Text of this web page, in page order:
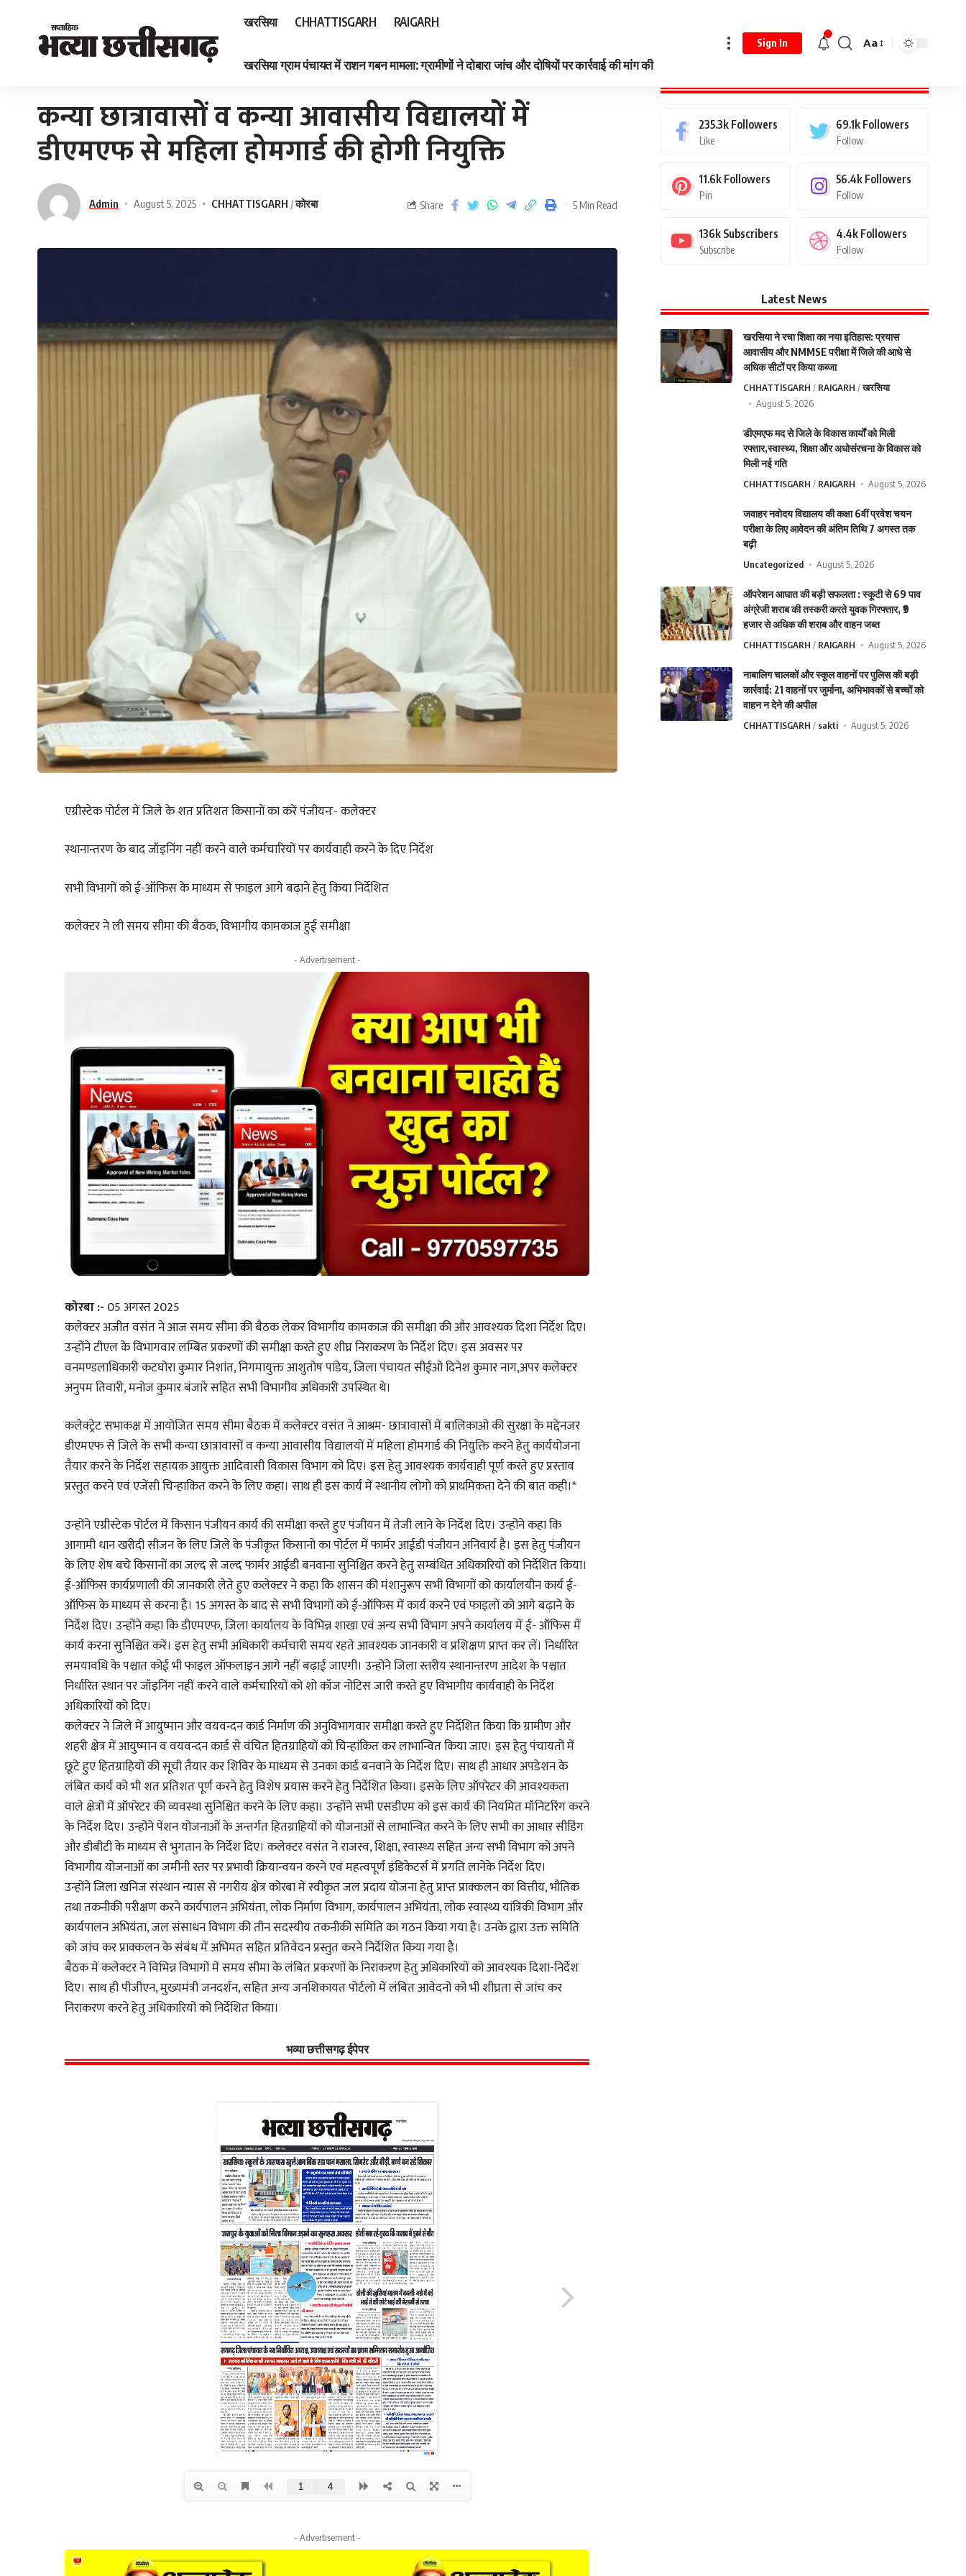
खरसिया CHHATTISGARH RAIGARH
खरसिया ग्राम पंचायत में राशन गबन मामला: ग्रामीणों ने दोबारा जांच और दोषियों पर कार्रवाई की मांग की
Sign In Aa
कन्या छात्रावासों व कन्या आवासीय विद्यालयों में
डीएमएफ से महिला होमगार्ड की होगी नियुक्ति
Admin August 5, 2025 CHHATTISGARH कोरबा Share 5 Min Read
एग्रीस्टेक पोर्टल में जिले के शत प्रतिशत किसानों का करें पंजीयनः- कलेक्टर
स्थानान्तरण के बाद जॉइनिंग नहीं करने वाले कर्मचारियों पर कार्यवाही करने के दिए निर्देश
सभी विभागों को ई-ऑफिस के माध्यम से फाइल आगे बढ़ाने हेतु किया निर्देशित
कलेक्टर ने ली समय सीमा की बैठक, विभागीय कामकाज हुई समीक्षा
- Advertisement -
कोरबा :- 05 अगस्त 2025
कलेक्टर अजीत वसंत ने आज समय सीमा की बैठक लेकर विभागीय कामकाज की समीक्षा की और आवश्यक दिशा निर्देश दिए।
उन्होंने टीएल के विभागवार लम्बित प्रकरणों की समीक्षा करते हुए शीघ्र निराकरण के निर्देश दिए। इस अवसर पर
वनमण्डलाधिकारी कटघोरा कुमार निशांत, निगमायुक्त आशुतोष पांडेय, जिला पंचायत सीईओ दिनेश कुमार नाग,अपर कलेक्टर
अनुपम तिवारी, मनोज कुमार बंजारे सहित सभी विभागीय अधिकारी उपस्थित थे।
कलेक्ट्रेट सभाकक्ष में आयोजित समय सीमा बैठक में कलेक्टर वसंत ने आश्रम- छात्रावासों में बालिकाओ की सुरक्षा के मद्देनजर
डीएमएफ से जिले के सभी कन्या छात्रावासों व कन्या आवासीय विद्यालयों में महिला होमगार्ड की नियुक्ति करने हेतु कार्ययोजना
तैयार करने के निर्देश सहायक आयुक्त आदिवासी विकास विभाग को दिए। इस हेतु आवश्यक कार्यवाही पूर्ण करते हुए प्रस्ताव
प्रस्तुत करने एवं एजेंसी चिन्हाकित करने के लिए कहा। साथ ही इस कार्य में स्थानीय लोगो को प्राथमिकता देने की बात कही।*
उन्होंने एग्रीस्टेक पोर्टल में किसान पंजीयन कार्य की समीक्षा करते हुए पंजीयन में तेजी लाने के निर्देश दिए। उन्होंने कहा कि
आगामी धान खरीदी सीजन के लिए जिले के पंजीकृत किसानो का पोर्टल में फार्मर आईडी पंजीयन अनिवार्य है। इस हेतु पंजीयन
के लिए शेष बचे किसानों का जल्द से जल्द फार्मर आईडी बनवाना सुनिश्चित करने हेतु सम्बंधित अधिकारियों को निर्देशित किया।
ई-ऑफिस कार्यप्रणाली की जानकारी लेते हुए कलेक्टर ने कहा कि शासन की मंशानुरूप सभी विभागों को कार्यालयीन कार्य ई-
ऑफिस के माध्यम से करना है। 15 अगस्त के बाद से सभी विभागों को ई-ऑफिस में कार्य करने एवं फाइलों को आगे बढ़ाने के
निर्देश दिए। उन्होंने कहा कि डीएमएफ, जिला कार्यालय के विभिन्न शाखा एवं अन्य सभी विभाग अपने कार्यालय में ई- ऑफिस में
कार्य करना सुनिश्चित करें। इस हेतु सभी अधिकारी कर्मचारी समय रहते आवश्यक जानकारी व प्रशिक्षण प्राप्त कर लें। निर्धारित
समयावधि के पश्चात कोई भी फाइल ऑफलाइन आगे नहीं बढ़ाई जाएगी। उन्होंने जिला स्तरीय स्थानान्तरण आदेश के पश्चात
निर्धारित स्थान पर जॉइनिंग नहीं करने वाले कर्मचारियों को शो कॉज नोटिस जारी करते हुए विभागीय कार्यवाही के निर्देश
अधिकारियों को दिए।
कलेक्टर ने जिले में आयुष्मान और वयवन्दन कार्ड निर्माण की अनुविभागवार समीक्षा करते हुए निर्देशित किया कि ग्रामीण और
शहरी क्षेत्र में आयुष्मान व वयवन्दन कार्ड से वंचित हितग्राहियों को चिन्हांकित कर लाभान्वित किया जाए। इस हेतु पंचायतों में
छूटे हुए हितग्राहियों की सूची तैयार कर शिविर के माध्यम से उनका कार्ड बनवाने के निर्देश दिए। साथ ही आधार अपडेशन के
लंबित कार्य को भी शत प्रतिशत पूर्ण करने हेतु विशेष प्रयास करने हेतु निर्देशित किया। इसके लिए ऑपरेटर की आवश्यकता
वाले क्षेत्रों में ऑपरेटर की व्यवस्था सुनिश्चित करने के लिए कहा। उन्होंने सभी एसडीएम को इस कार्य की नियमित मॉनिटरिंग करने
के निर्देश दिए। उन्होंने पेंशन योजनाओं के अन्तर्गत हितग्राहियों को योजनाओं से लाभान्वित करने के लिए सभी का आधार सीडिंग
और डीबीटी के माध्यम से भुगतान के निर्देश दिए। कलेक्टर वसंत ने राजस्व, शिक्षा, स्वास्थ्य सहित अन्य सभी विभाग को अपने
विभागीय योजनाओं का जमीनी स्तर पर प्रभावी क्रियान्वयन करने एवं महत्वपूर्ण इंडिकेटर्स में प्रगति लानेके निर्देश दिए।
उन्होंने जिला खनिज संस्थान न्यास से नगरीय क्षेत्र कोरबा में स्वीकृत जल प्रदाय योजना हेतु प्राप्त प्राक्कलन का वित्तीय, भौतिक
तथा तकनीकी परीक्षण करने कार्यपालन अभियंता, लोक निर्माण विभाग, कार्यपालन अभियंता, लोक स्वास्थ्य यांत्रिकी विभाग और
कार्यपालन अभियंता, जल संसाधन विभाग की तीन सदस्यीय तकनीकी समिति का गठन किया गया है। उनके द्वारा उक्त समिति
को जांच कर प्राक्कलन के संबंध में अभिमत सहित प्रतिवेदन प्रस्तुत करने निर्देशित किया गया है।
बैठक में कलेक्टर ने विभिन्न विभागों में समय सीमा के लंबित प्रकरणों के निराकरण हेतु अधिकारियों को आवश्यक दिशा-निर्देश
दिए। साथ ही पीजीएन, मुख्यमंत्री जनदर्शन, सहित अन्य जनशिकायत पोर्टलो में लंबित आवेदनों को भी शीघ्रता से जांच कर
निराकरण करने हेतु अधिकारियों को निर्देशित किया।
भव्या छत्तीसगढ़ ईपेपर
- Advertisement -
235.3k Followers
Like
69.1k Followers
Follow
11.6k Followers
Pin
56.4k Followers
Follow
136k Subscribers
Subscribe
4.4k Followers
Follow
Latest News
खरसिया ने रचा शिक्षा का नया इतिहास: प्रयास
आवासीय और NMMSE परीक्षा में जिले की आधे से
अधिक सीटों पर किया कब्जा
CHHATTISGARH RAIGARH
खरसिया
August 5, 2026
डीएमएफ मद से जिले के विकास कार्यों को मिली
रफ्तार,स्वास्थ्य, शिक्षा और अधोसंरचना के विकास को
मिली नई गति
CHHATTISGARH RAIGARH August 5, 2026
जवाहर नवोदय विद्यालय की कक्षा 6वीं प्रवेश चयन
परीक्षा के लिए आवेदन की अंतिम तिथि 7 अगस्त तक
बढ़ी
Uncategorized August 5, 2026
ऑपरेशन आघात की बड़ी सफलता : स्कूटी से 69 पाव
अंग्रेजी शराब की तस्करी करते युवक गिरफ्तार, ₹9
हजार से अधिक की शराब और वाहन जब्त
CHHATTISGARH RAIGARH August 5, 2026
नाबालिग चालकों और स्कूल वाहनों पर पुलिस की बड़ी
कार्रवाई: 21 वाहनों पर जुर्माना, अभिभावकों से बच्चों को
वाहन न देने की अपील
CHHATTISGARH sakti August 5, 2026